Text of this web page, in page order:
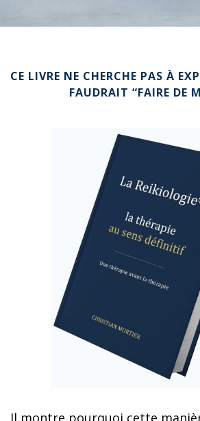
CE LIVRE NE CHERCHE PAS À
FAUDRAIT “FAIRE DE
Il montre pourquoi cette